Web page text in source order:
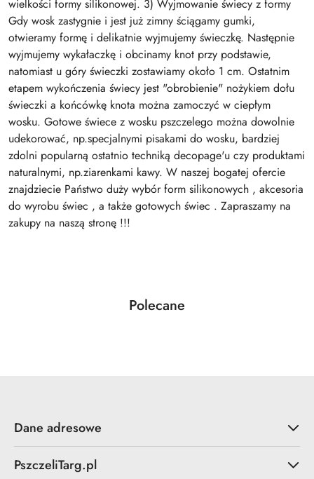
wielkości formy silikonowej. 3) Wyjmowanie świecy z formy
Gdy wosk zastygnie i jest już zimny ściągamy gumki,
otwieramy formę i delikatnie wyjmujemy świeczkę. Następnie
wyjmujemy wykałaczkę i obcinamy knot przy podstawie,
natomiast u góry świeczki zostawiamy około 1 cm. Ostatnim
etapem wykończenia świecy jest "obrobienie" nożykiem dołu
świeczki a końcówkę knota można zamoczyć w ciepłym
wosku. Gotowe świece z wosku pszczelego można dowolnie
udekorować, np.specjalnymi pisakami do wosku, bardziej
zdolni popularną ostatnio techniką decopage'u czy produktami
naturalnymi, np.ziarenkami kawy. W naszej bogatej ofercie
znajdziecie Państwo duży wybór form silikonowych , akcesoria
do wyrobu świec , a także gotowych świec . Zapraszamy na
zakupy na naszą stronę !!!
Pomiń karuzelę produktów
Produkty
Polecane
Dane adresowe
PszczeliTarg.pl